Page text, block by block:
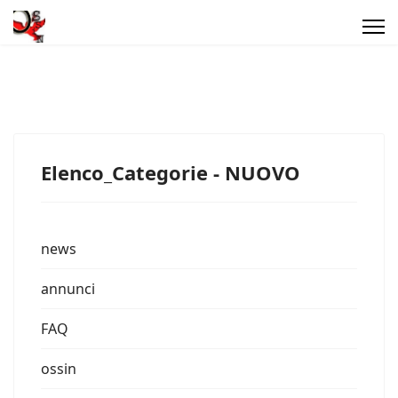
Elenco_Categorie - NUOVO
news
annunci
FAQ
ossin